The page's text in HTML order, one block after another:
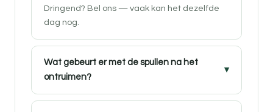
Dringend? Bel ons — vaak kan het dezelfde
dag nog.
Wat gebeurt er met de spullen na het
ontruimen?